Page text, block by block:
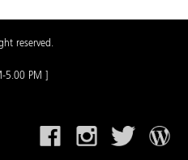
reserved.
5.00 PM ]